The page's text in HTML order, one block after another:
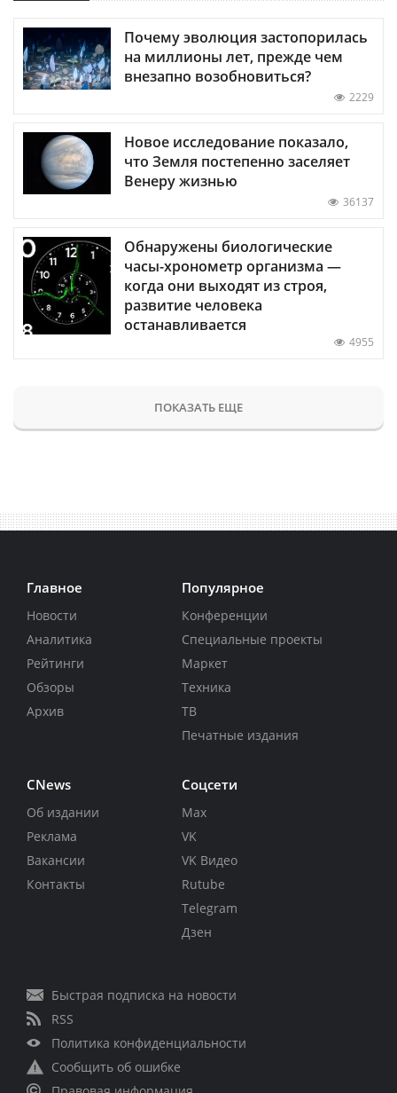
Почему эволюция застопорилась
на миллионы лет, прежде чем
внезапно возобновиться?
2229
Новое исследование показало,
что Земля постепенно заселяет
Венеру жизнью
36137
Обнаружены биологические
часы-хронометр организма —
когда они выходят из строя,
развитие человека
останавливается
4955
ПОКАЗАТЬ ЕЩЕ
Главное
Новости
Аналитика
Рейтинги
Обзоры
Архив
Популярное
Конференции
Специальные проекты
Маркет
Техника
ТВ
Печатные издания
CNews
Об издании
Реклама
Вакансии
Контакты
Соцсети
Max
VK
VK Видео
Rutube
Telegram
Дзен
Быстрая подписка на новости
RSS
Политика конфиденциальности
Сообщить об ошибке